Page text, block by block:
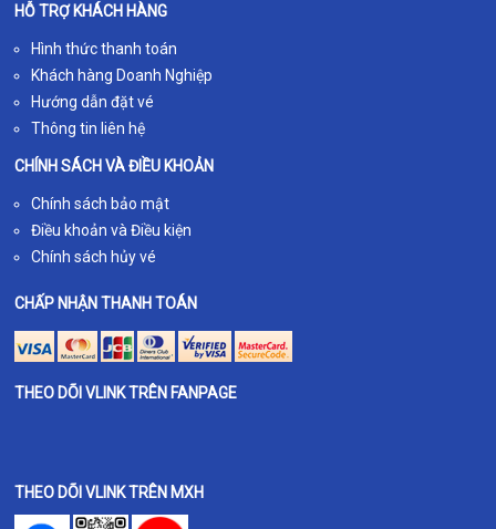
HỖ TRỢ KHÁCH HÀNG
Hình thức thanh toán
Khách hàng Doanh Nghiệp
Hướng dẫn đặt vé
Thông tin liên hệ
CHÍNH SÁCH VÀ ĐIỀU KHOẢN
Chính sách bảo mật
Điều khoản và Điều kiện
Chính sách hủy vé
CHẤP NHẬN THANH TOÁN
THEO DÕI VLINK TRÊN FANPAGE
THEO DÕI VLINK TRÊN MXH